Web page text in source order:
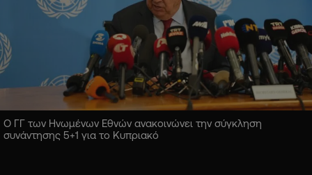
Ο ΓΓ των Ηνωμένων Εθνών ανακοινώνει την σύγκληση
συνάντησης 5+1 για το Κυπριακό